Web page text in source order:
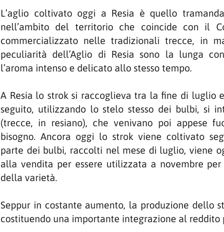
L’aglio coltivato oggi a Resia è quello
nell’ambito del territorio che coincide con il
commercializzato nelle tradizionali trecce, in
peculiarità dell’Aglio di Resia sono la lunga
l’aroma intenso e delicato allo stesso tempo.
A Resia lo strok si raccoglieva tra la fine di luglio
seguito, utilizzando lo stelo stesso dei bulbi, si
(trecce, in resiano), che venivano poi appese
bisogno. Ancora oggi lo strok viene coltivato
parte dei bulbi, raccolti nel mese di luglio, viene
alla vendita per essere utilizzata a novembre
della varietà.
Seppur in costante aumento, la produzione dello
costituendo una importante integrazione al